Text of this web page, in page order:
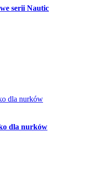
serii Nautic
dla nurków